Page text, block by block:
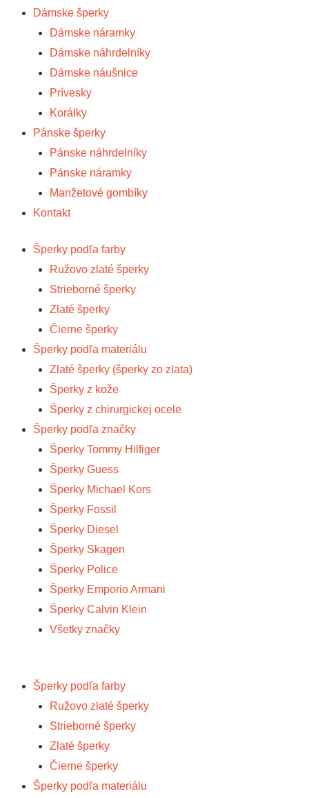
Dámske šperky
Dámske náramky
Dámske náhrdelníky
Dámske náušnice
Prívesky
Korálky
Pánske šperky
Pánske náhrdelníky
Pánske náramky
Manžetové gombíky
Kontakt
Šperky podľa farby
Ružovo zlaté šperky
Strieborné šperky
Zlaté šperky
Čierne šperky
Šperky podľa materiálu
Zlaté šperky (šperky zo zlata)
Šperky z kože
Šperky z chirurgickej ocele
Šperky podľa značky
Šperky Tommy Hilfiger
Šperky Guess
Šperky Michael Kors
Šperky Fossil
Šperky Diesel
Šperky Skagen
Šperky Police
Šperky Emporio Armani
Šperky Calvin Klein
Všetky značky
Šperky podľa farby
Ružovo zlaté šperky
Strieborné šperky
Zlaté šperky
Čierne šperky
Šperky podľa materiálu